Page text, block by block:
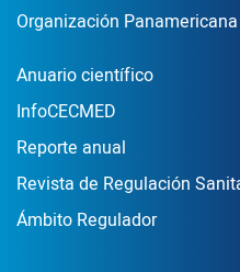
Organización
Publicaciones
Anuario científico
InfoCECMED
Reporte anual
Revista de Regulación
Ámbito Regulador